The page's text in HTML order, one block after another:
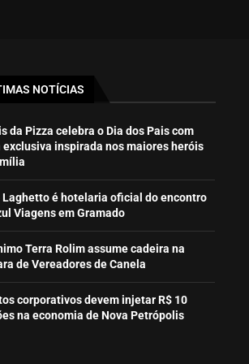
NOTÍCIAS
da Pizza celebra o Dia dos Pais com
exclusiva inspirada nos maiores heróis
Laghetto é hotelaria oficial do encontro
Viagens em Gramado
Terra Rolim assume cadeira na
de Vereadores de Canela
corporativos devem injetar R$ 10
na economia de Nova Petrópolis